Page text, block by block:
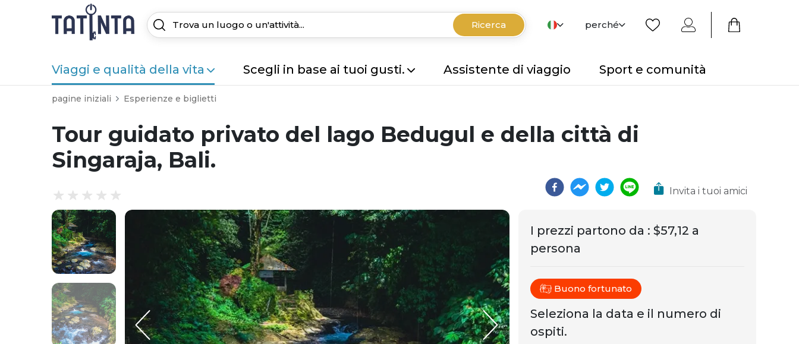
Ricerca perché
Viaggi e qualità della vita Scegli in base ai tuoi gusti. Assistente di viaggio Sport e comunità
pagine iniziali Esperienze e biglietti
Tour guidato privato del lago Bedugul e della città di
Singaraja, Bali.
Invita i tuoi amici
I prezzi partono da : $57,12 a
persona
Buono fortunato
Seleziona la data e il numero di
ospiti.